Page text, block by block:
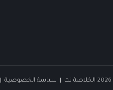
سياسة الخصوصية